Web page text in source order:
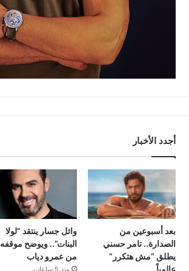
أجدد الأخبار
بعد أسبوعين من
الصدارة.. تامر حسني
يطلق “مش هتكرر”
عالمياً
وائل جسار ينتقد “لولا
البنات”.. ويوضح موقفه
من عمرو دياب
منذ 5 ساعات